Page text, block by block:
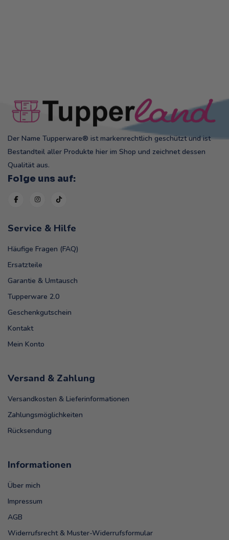
Der Name Tupperware® ist markenrechtlich geschützt und ist
Bestandteil aller Produkte hier im Shop und zeichnet dessen
Qualität aus.
Folge uns auf:
Service & Hilfe
Häufige Fragen (FAQ)
Ersatzteile
Garantie & Umtausch
Tupperware 2.0
Geschenkgutschein
Kontakt
Mein Konto
Versand & Zahlung
Versandkosten & Lieferinformationen
Zahlungsmöglichkeiten
Rücksendung
Informationen
Über mich
Impressum
AGB
Widerrufsrecht & Muster-Widerrufsformular